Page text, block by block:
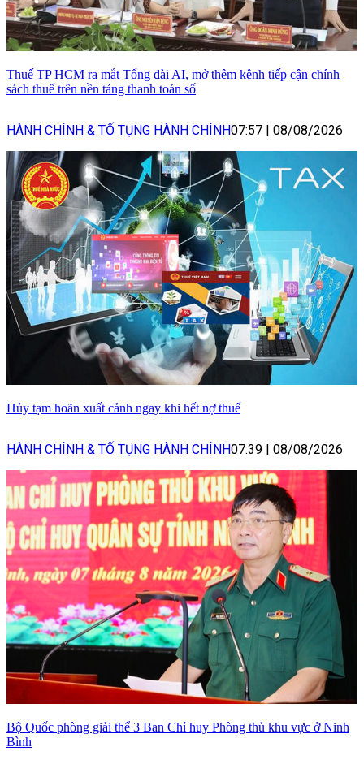
Thuế TP HCM ra mắt Tổng đài AI, mở thêm kênh tiếp cận chính
sách thuế trên nền tảng thanh toán số
HÀNH CHÍNH & TỐ TỤNG HÀNH CHÍNH07:57 08/08/2026
Hủy tạm hoãn xuất cảnh ngay khi hết nợ thuế
HÀNH CHÍNH & TỐ TỤNG HÀNH CHÍNH07:39 08/08/2026
Bộ Quốc phòng giải thể 3 Ban Chỉ huy Phòng thủ khu vực ở Ninh
Bình